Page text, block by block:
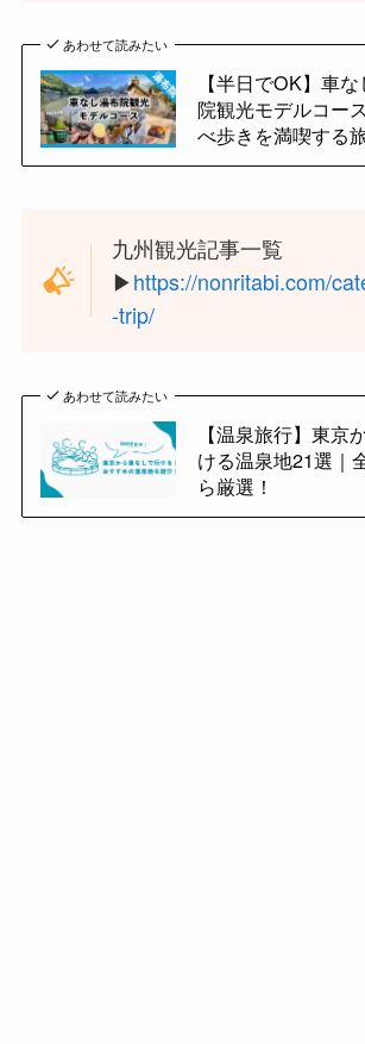
あわせて読みたい
【半日でOK】車
院観光モデルコー
べ歩きを満喫する
九州観光記事一覧
▶︎https://nonritabi.com/
-trip/
あわせて読みたい
【温泉旅行】東京
ける温泉地21選｜
ら厳選！